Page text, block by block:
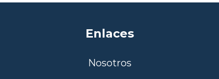
Enlaces
Nosotros